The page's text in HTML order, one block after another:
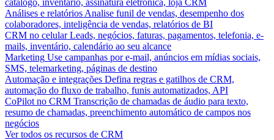
catálogo, inventário, assinatura eletrônica, loja CRM
Análises e relatórios Analise funil de vendas, desempenho dos
colaboradores, inteligência de vendas, relatórios de BI
CRM no celular Leads, negócios, faturas, pagamentos, telefonia, e-
mails, inventário, calendário ao seu alcance
Marketing Use campanhas por e-mail, anúncios em mídias sociais,
SMS, telemarketing, páginas de destino
Automação e integrações Defina regras e gatilhos de CRM,
automação do fluxo de trabalho, funis automatizados, API
CoPilot no CRM Transcrição de chamadas de áudio para texto,
resumo de chamadas, preenchimento automático de campos nos
negócios
Ver todos os recursos de CRM